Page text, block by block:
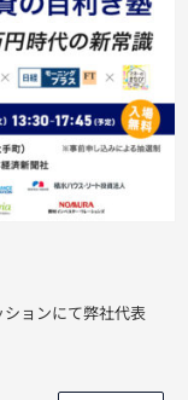
ションにて弊社代表